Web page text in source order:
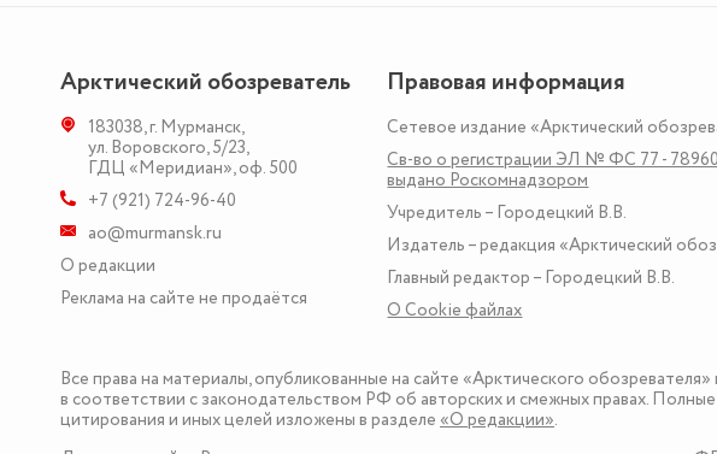
Арктический обозреватель
183038,г. Мурманск,
ул. Воровского, 5/23,
ГДЦ «Меридиан», оф. 500
+7 (921) 724-96-40
ao@murmansk.ru
О редакции
Реклама на сайте не продаётся
Правовая информация
Сетевое издание «Арктический
Св-во о регистрации ЭЛ № ФС 77 -
выдано Роскомнадзором
Учредитель – Городецкий В.В.
Издатель – редакция «Арктический
Главный редактор – Городецкий В.В.
О Сookie файлах
Все права на материалы, опубликованные на сайте «Арктического
в соответствии с законодательством РФ об авторских и смежных правах.
цитирования и иных целей изложены в разделе«О редакции».